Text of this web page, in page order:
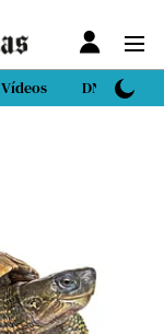
Vídeos DN Sport